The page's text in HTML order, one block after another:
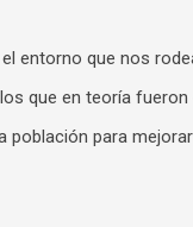
entorno que nos
que en teoría
para